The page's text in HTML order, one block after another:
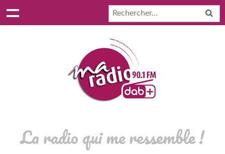
La radio qui me ressemble !